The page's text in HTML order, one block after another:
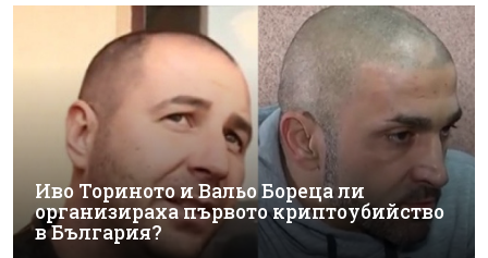
Иво Ториното и Вальо Бореца ли
организираха първото криптоубийство
в България?